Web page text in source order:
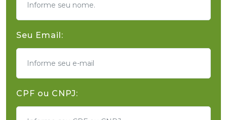
Seu Email:
CPF ou CNPJ: